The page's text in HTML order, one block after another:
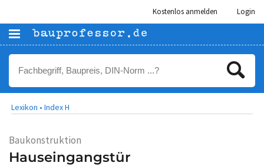
Kostenlos anmelden Login
Lexikon • Index H
Baukonstruktion
Hauseingangstür